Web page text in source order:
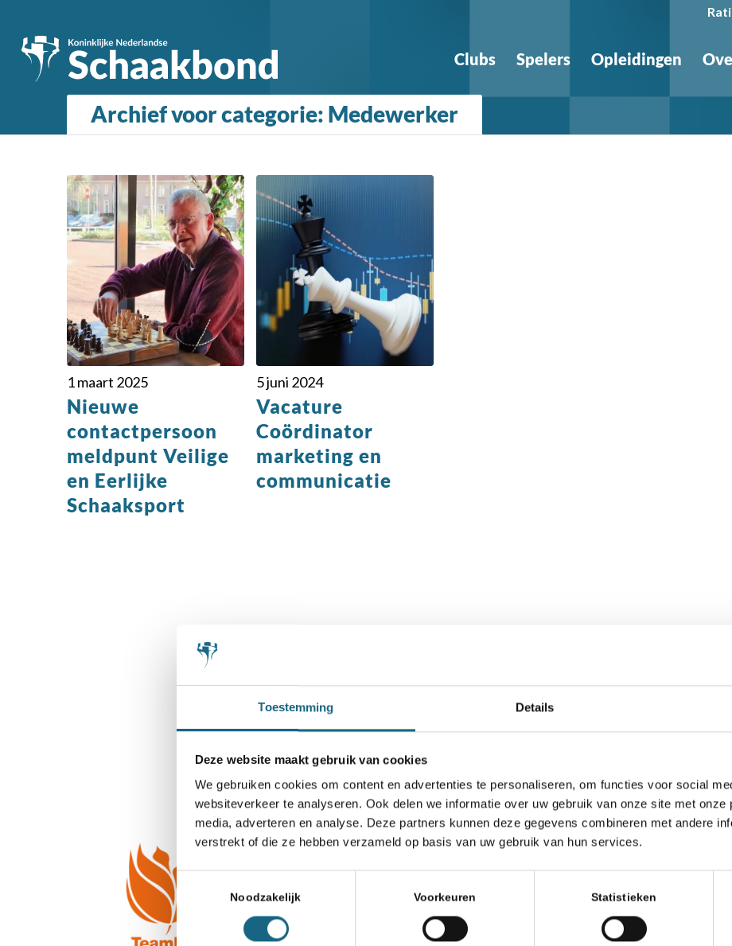
Toestemming Details
Deze website maakt gebruik van cookies
We gebruiken cookies om content en advertenties te personaliseren, om functies voor social
websiteverkeer te analyseren. Ook delen we informatie over uw gebruik van onze site met onze
media, adverteren en analyse. Deze partners kunnen deze gegevens combineren met andere
verstrekt of die ze hebben verzameld op basis van uw gebruik van hun services.
Noodzakelijk Voorkeuren Statistieken
Clubs Spelers Opleidingen
Archief voor categorie: Medewerker
1 maart 2025
Nieuwe
contactpersoon
meldpunt Veilige
en Eerlijke
Schaaksport
5 juni 2024
Vacature
Coördinator
marketing en
communicatie